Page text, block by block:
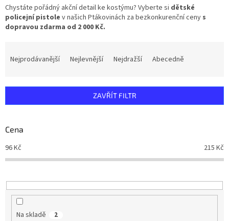
Chystáte pořádný akční detail ke kostýmu? Vyberte si dětské
policejní pistole v našich Ptákovinách za bezkonkurenční ceny s
dopravou zdarma od 2 000 Kč.
í
r
o
d
u
t
ů
Nejprodávanější Nejlevnější Nejdražší Abecedně
ZAVŘÍT FILTR
Cena
96Kč 215 Kč
Na skladě 2